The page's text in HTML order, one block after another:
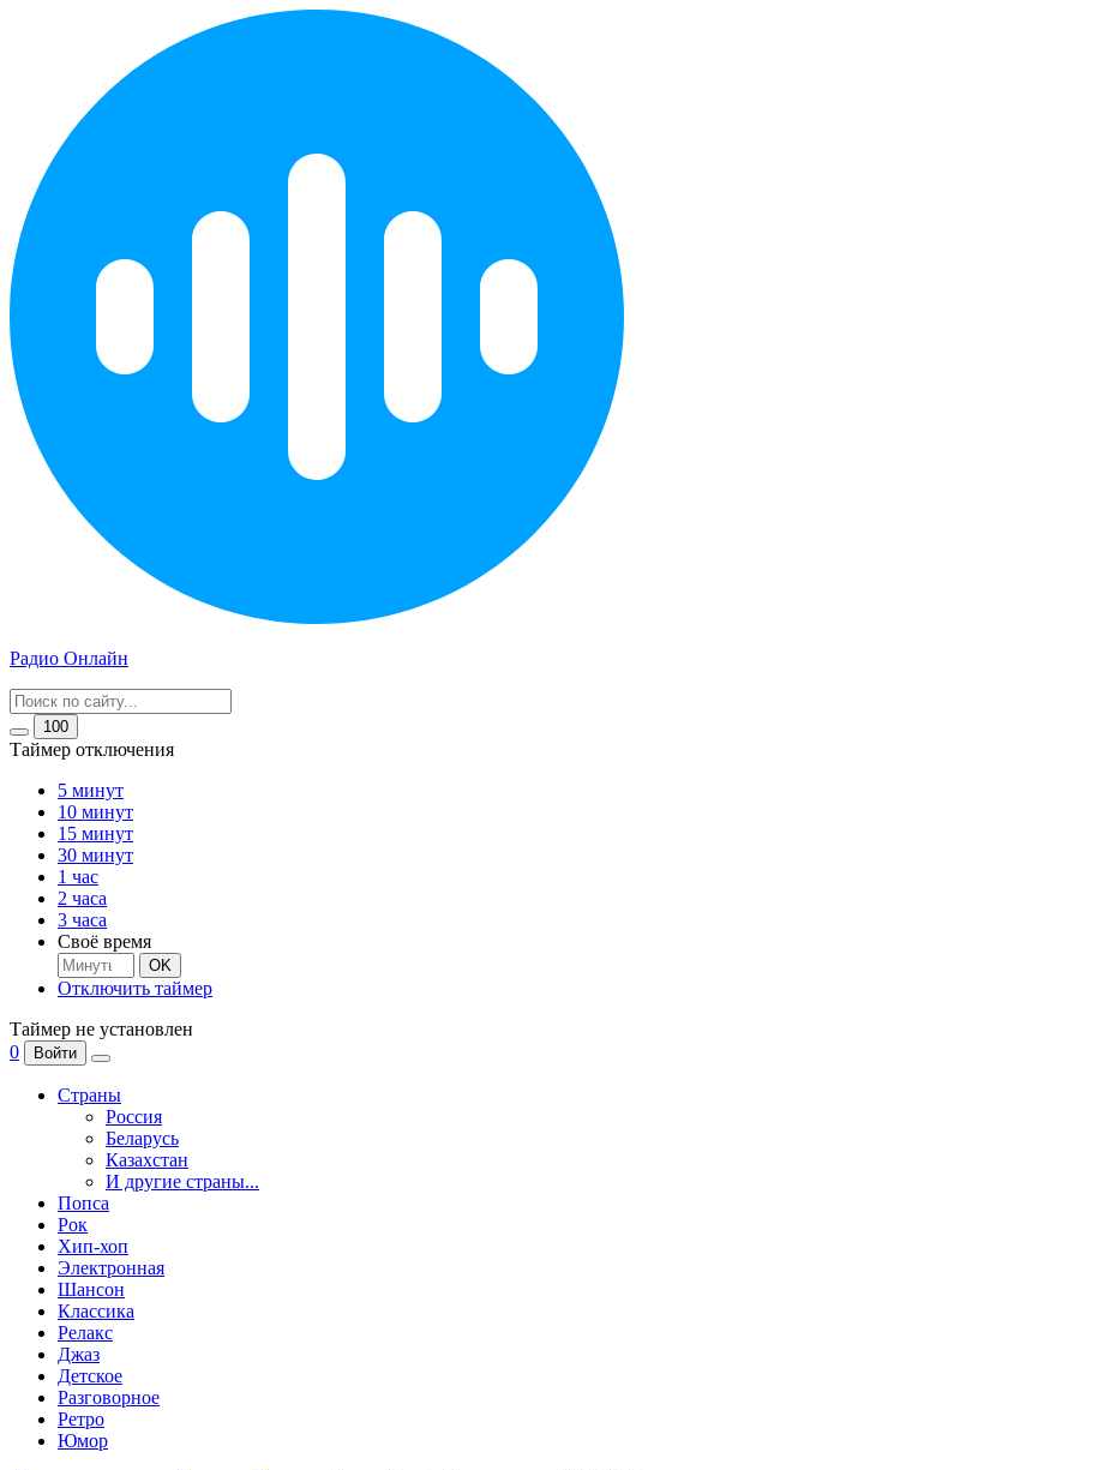
Радио Онлайн
100
Таймер отключения
5 минут
10 минут
15 минут
30 минут
1 час
2 часа
3 часа
Своё время
OK
Отключить таймер
Таймер не установлен
0
Войти
Страны
Россия
Беларусь
Казахстан
И другие страны...
Попса
Рок
Хип-хоп
Электронная
Шансон
Классика
Релакс
Джаз
Детское
Разговорное
Ретро
Юмор